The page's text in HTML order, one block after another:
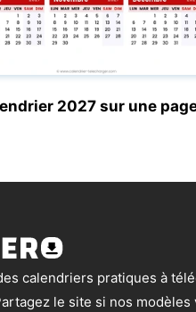
2027 sur une
calendriers pratiques à
le site si nos